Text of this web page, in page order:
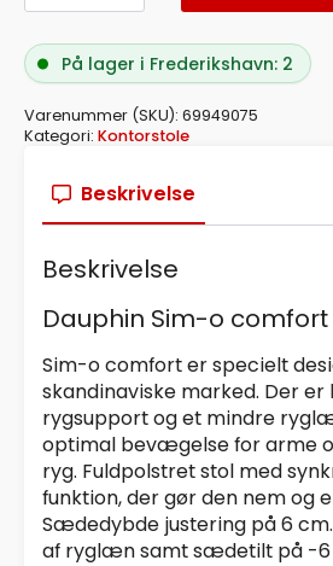
NY
COMFORT
2,0
SM4906
SORT
antal
På lager i Frederikshavn: 2
Varenummer (SKU): 69949075
Kategori: Kontorstole
Beskrivelse
Beskrivelse
Dauphin Sim-o comfort
Sim-o comfort er specielt
skandinaviske marked. Der
rygsupport og et mindre
optimal bevægelse for arme
ryg. Fuldpolstret stol med
funktion, der gør den nem og
Sædedybde justering på 6
af ryglæn samt sædetilt på -6